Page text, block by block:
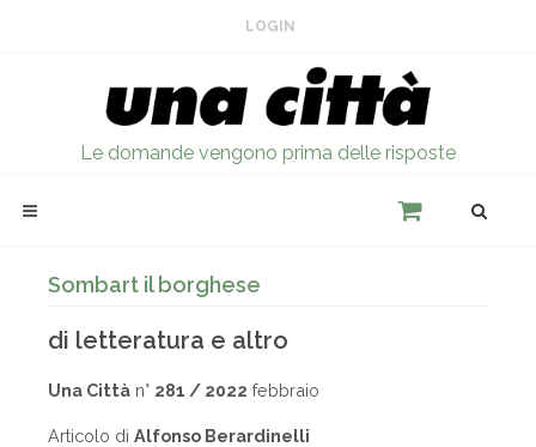
LOGIN
Le domande vengono prima delle risposte
Sombart il borghese
di letteratura e altro
Una Città n° 281 / 2022 febbraio
Articolo di Alfonso Berardinelli